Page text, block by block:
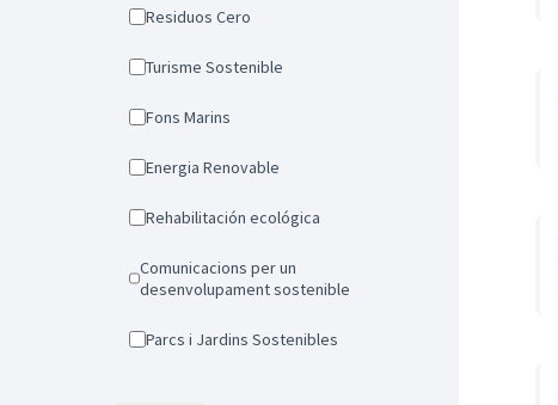
Residuos Cero
Turisme Sostenible
Fons Marins
Energia Renovable
Rehabilitación ecológica
Comunicacions per un
desenvolupament sostenible
Parcs i Jardins Sostenibles